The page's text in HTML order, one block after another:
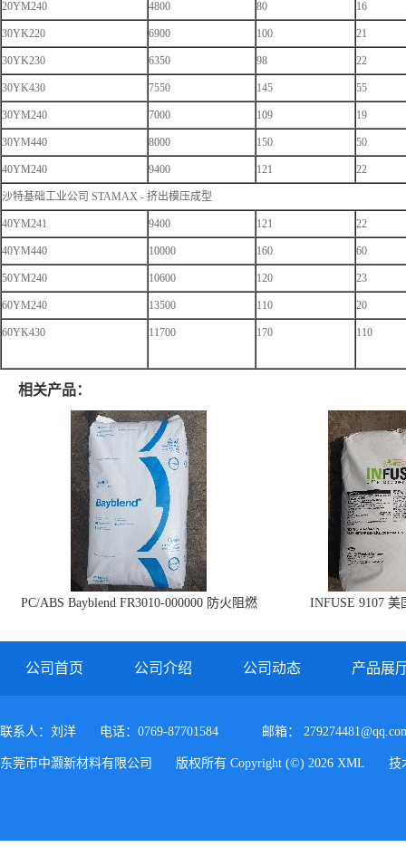
20YM240 4800 80 16
30YK220 6900 100 21
30YK230 6350 98 22
30YK430 7550 145 55
30YM240 7000 109 19
30YM440 8000 150 50
40YM240 9400 121 22
沙特基础工业公司 STAMAX - 挤出模压成型
40YM241 9400 121 22
40YM440 10000 160 60
50YM240 10600 120 23
60YM240 13500 110 20
60YK430 11700 170 110
相关产品：
PC/ABS Bayblend FR3010-000000 防火阻燃
INFUSE 9107 美
公司首页 公司介绍 公司动态 产品展
联系人：刘洋 电话：0769-87701584 邮箱：
东莞市中灏新材料有限公司 版权所有 Copyright (©) 2026 XML 技